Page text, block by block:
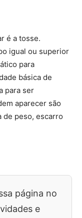
é a tosse.
igual ou superior
para
básica de
para ser
aparecer são
peso, escarro
página no
e